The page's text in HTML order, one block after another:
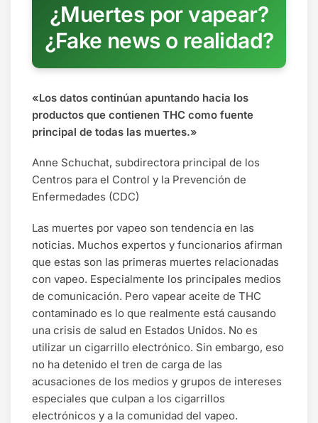
¿Muertes por vapear?
¿Fake news o realidad?
«Los datos continúan apuntando hacia los
productos que contienen THC como fuente
principal de todas las muertes.»
Anne Schuchat, subdirectora principal de los
Centros para el Control y la Prevención de
Enfermedades (CDC)
Las muertes por vapeo son tendencia en las
noticias. Muchos expertos y funcionarios afirman
que estas son las primeras muertes relacionadas
con vapeo. Especialmente los principales medios
de comunicación. Pero vapear aceite de THC
contaminado es lo que realmente está causando
una crisis de salud en Estados Unidos. No es
utilizar un cigarrillo electrónico. Sin embargo, eso
no ha detenido el tren de carga de las
acusaciones de los medios y grupos de intereses
especiales que culpan a los cigarrillos
electrónicos y a la comunidad del vapeo.